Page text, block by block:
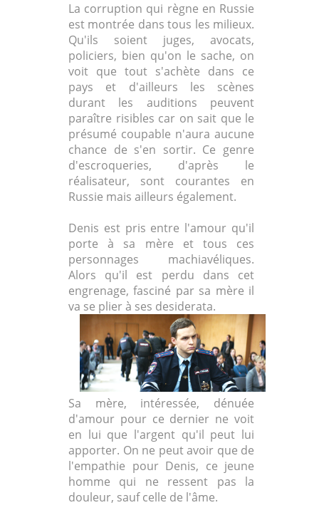
La corruption qui règne en Russie
est montrée dans tous les milieux.
Qu'ils soient juges, avocats,
policiers, bien qu'on le sache, on
voit que tout s'achète dans ce
pays et d'ailleurs les scènes
durant les auditions peuvent
paraître risibles car on sait que le
présumé coupable n'aura aucune
chance de s'en sortir. Ce genre
d'escroqueries, d'après le
réalisateur, sont courantes en
Russie mais ailleurs également.
Denis est pris entre l'amour qu'il
porte à sa mère et tous ces
personnages machiavéliques.
Alors qu'il est perdu dans cet
engrenage, fasciné par sa mère il
va se plier à ses desiderata.
Sa mère, intéressée, dénuée
d'amour pour ce dernier ne voit
en lui que l'argent qu'il peut lui
apporter. On ne peut avoir que de
l'empathie pour Denis, ce jeune
homme qui ne ressent pas la
douleur, sauf celle de l'âme.